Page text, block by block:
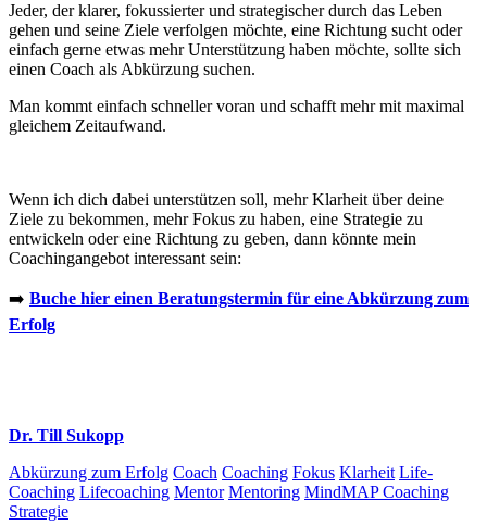
Jeder, der klarer, fokussierter und strategischer durch das Leben
gehen und seine Ziele verfolgen möchte, eine Richtung sucht oder
einfach gerne etwas mehr Unterstützung haben möchte, sollte sich
einen Coach als Abkürzung suchen.
Man kommt einfach schneller voran und schafft mehr mit maximal
gleichem Zeitaufwand.
Wenn ich dich dabei unterstützen soll, mehr Klarheit über deine
Ziele zu bekommen, mehr Fokus zu haben, eine Strategie zu
entwickeln oder eine Richtung zu geben, dann könnte mein
Coachingangebot interessant sein:
➡️ Buche hier einen Beratungstermin für eine Abkürzung zum
Erfolg
Dr. Till Sukopp
Abkürzung zum Erfolg Coach Coaching Fokus Klarheit Life-
Coaching Lifecoaching Mentor Mentoring MindMAP Coaching
Strategie